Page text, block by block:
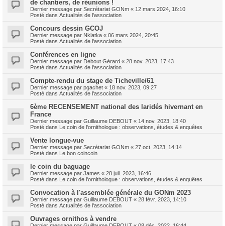
de chantiers, de réunions !
Dernier message par Secrétariat GONm « 12 mars 2024, 16:10
Posté dans Actualités de l'association
Concours dessin GCOJ
Dernier message par Nklatka « 06 mars 2024, 20:45
Posté dans Actualités de l'association
Conférences en ligne
Dernier message par Debout Gérard « 28 nov. 2023, 17:43
Posté dans Actualités de l'association
Compte-rendu du stage de Ticheville/61
Dernier message par pgachet « 18 nov. 2023, 09:27
Posté dans Actualités de l'association
6ème RECENSEMENT national des laridés hivernant en
France
Dernier message par Guillaume DEBOUT « 14 nov. 2023, 18:40
Posté dans Le coin de l'ornithologue : observations, études & enquêtes
Vente longue-vue
Dernier message par Secrétariat GONm « 27 oct. 2023, 14:14
Posté dans Le bon coincoin
le coin du baguage
Dernier message par James « 28 juil. 2023, 16:46
Posté dans Le coin de l'ornithologue : observations, études & enquêtes
Convocation à l'assemblée générale du GONm 2023
Dernier message par Guillaume DEBOUT « 28 févr. 2023, 14:10
Posté dans Actualités de l'association
Ouvrages ornithos à vendre